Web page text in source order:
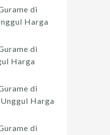
di
Harga
di
Harga
di
Harga
di